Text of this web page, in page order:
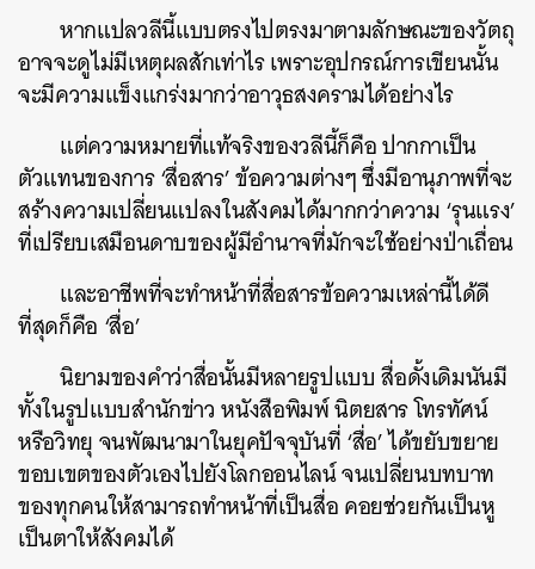
หากแปลวลีนี้แบบตรงไปตรงมาตามลักษณะของวัตถุ
อาจจะดูไม่มีเหตุผลสักเท่าไร เพราะอุปกรณ์การเขียนนั้น
จะมีความแข็งแกร่งมากว่าอาวุธสงครามได้อย่างไร
แต่ความหมายที่แท้จริงของวลีนี้ก็คือ ปากกาเป็น
ตัวแทนของการ ‘สื่อสาร’ ข้อความต่างๆ ซึ่งมีอานุภาพที่จะ
สร้างความเปลี่ยนแปลงในสังคมได้มากกว่าความ ‘รุนแรง’
ที่เปรียบเสมือนดาบของผู้มีอำนาจที่มักจะใช้อย่างป่าเถื่อน
และอาชีพที่จะทำหน้าที่สื่อสารข้อความเหล่านี้ได้ดี
ที่สุดก็คือ ‘สื่อ’
นิยามของคำว่าสื่อนั้นมีหลายรูปแบบ สื่อดั้งเดิมนันมี
ทั้งในรูปแบบสำนักข่าว หนังสือพิมพ์ นิตยสาร โทรทัศน์
หรือวิทยุ จนพัฒนามาในยุคปัจจุบันที่ ‘สื่อ’ ได้ขยับขยาย
ขอบเขตของตัวเองไปยังโลกออนไลน์ จนเปลี่ยนบทบาท
ของทุกคนให้สามารถทำหน้าที่เป็นสื่อ คอยช่วยกันเป็นหู
เป็นตาให้สังคมได้